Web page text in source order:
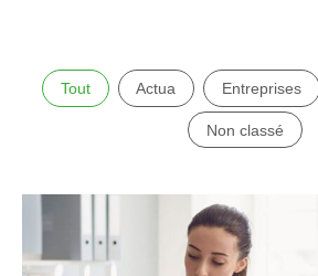
Tout Actua Entreprises
Non classé